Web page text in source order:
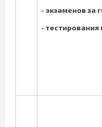
- экзаменов за
- тестирования